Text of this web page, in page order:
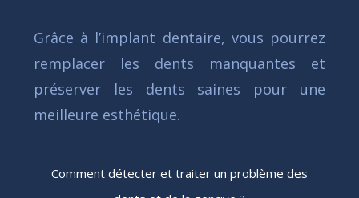
Grâce à l’implant dentaire, vous pourrez
remplacer les dents manquantes et
préserver les dents saines pour une
meilleure esthétique.
Comment détecter et traiter un problème des